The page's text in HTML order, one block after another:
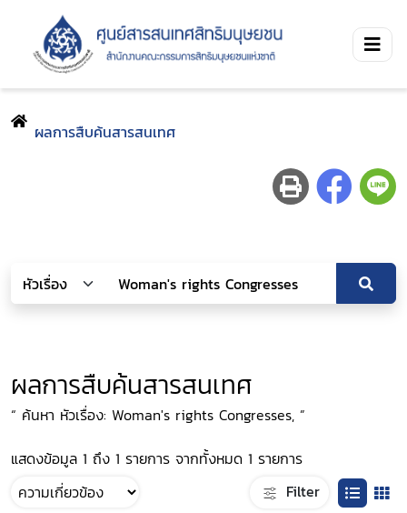
ผลการสืบค้นสารสนเทศ
ผลการสืบค้นสารสนเทศ
“ ค้นหา หัวเรื่อง: Woman's rights Congresses, ”
แสดงข้อมูล 1 ถึง 1 รายการ จากทั้งหมด 1 รายการ
Filter